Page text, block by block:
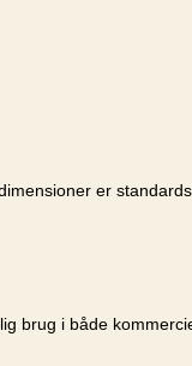
er
brug i både